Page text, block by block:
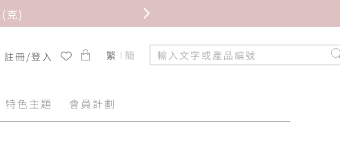
克)
註冊/登入 繁 簡
特色主題 會員計劃